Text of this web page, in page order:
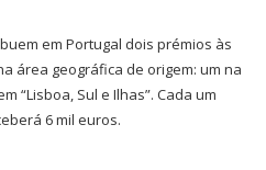
em Portugal dois prémios às
área geográfica de origem: um na
“Lisboa, Sul e Ilhas”. Cada um
6 mil euros.